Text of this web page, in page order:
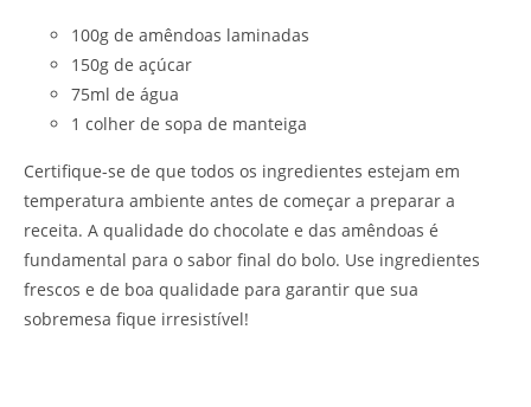
100g de amêndoas laminadas
150g de açúcar
75ml de água
1 colher de sopa de manteiga
Certifique-se de que todos os ingredientes estejam em
temperatura ambiente antes de começar a preparar a
receita. A qualidade do chocolate e das amêndoas é
fundamental para o sabor final do bolo. Use ingredientes
frescos e de boa qualidade para garantir que sua
sobremesa fique irresistível!